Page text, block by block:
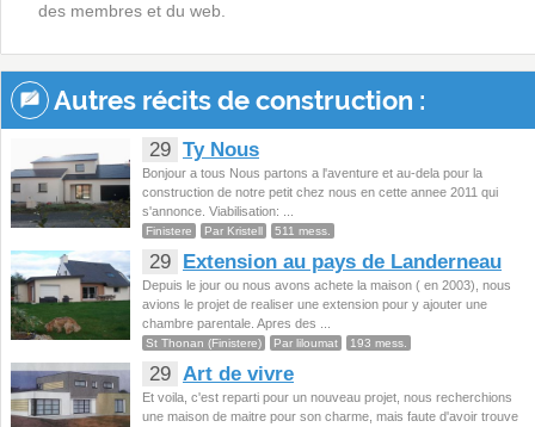
des membres et du web.
Autres récits de construction :
29 Ty Nous
Bonjour a tous Nous partons a l'aventure et au-dela pour la
construction de notre petit chez nous en cette annee 2011 qui
s'annonce. Viabilisation: ...
Finistere Par Kristell 511 mess.
29 Extension au pays de Landerneau
Depuis le jour ou nous avons achete la maison ( en 2003), nous
avions le projet de realiser une extension pour y ajouter une
chambre parentale. Apres des ...
St Thonan (Finistere) Par liloumat 193 mess.
29 Art de vivre
Et voila, c'est reparti pour un nouveau projet, nous recherchions
une maison de maitre pour son charme, mais faute d'avoir trouve